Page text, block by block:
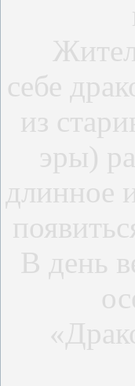
себе
из
эры)
длинное
В день